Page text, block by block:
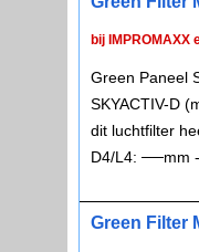
bij
Green Paneel
SKYACTIV-D
dit luchtfilter
D4/L4: ──mm
Green Filter